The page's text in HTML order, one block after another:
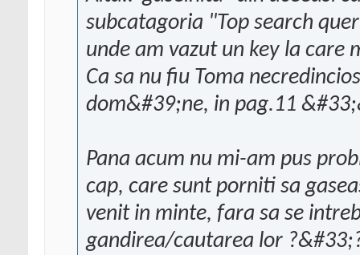
subcatagoria "Top search
unde am vazut un key la care
Ca sa nu fiu Toma
dom&#39;ne, in pag.11
Pana acum nu mi-am pus
cap, care sunt porniti sa
venit in minte, fara sa se
gandirea/cautarea lor